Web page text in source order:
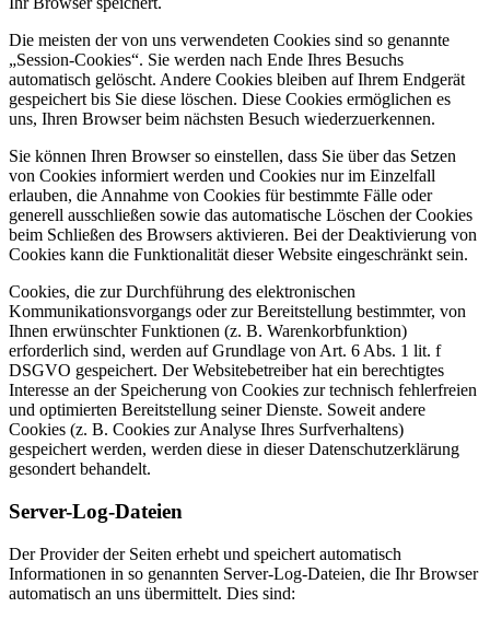
Die meisten der von uns verwendeten Cookies sind so genannte
„Session-Cookies“. Sie werden nach Ende Ihres Besuchs
automatisch gelöscht. Andere Cookies bleiben auf Ihrem Endgerät
gespeichert bis Sie diese löschen. Diese Cookies ermöglichen es
uns, Ihren Browser beim nächsten Besuch wiederzuerkennen.
Sie können Ihren Browser so einstellen, dass Sie über das Setzen
von Cookies informiert werden und Cookies nur im Einzelfall
erlauben, die Annahme von Cookies für bestimmte Fälle oder
generell ausschließen sowie das automatische Löschen der Cookies
beim Schließen des Browsers aktivieren. Bei der Deaktivierung von
Cookies kann die Funktionalität dieser Website eingeschränkt sein.
Cookies, die zur Durchführung des elektronischen
Kommunikationsvorgangs oder zur Bereitstellung bestimmter, von
Ihnen erwünschter Funktionen (z. B. Warenkorbfunktion)
erforderlich sind, werden auf Grundlage von Art. 6 Abs. 1 lit. f
DSGVO gespeichert. Der Websitebetreiber hat ein berechtigtes
Interesse an der Speicherung von Cookies zur technisch fehlerfreien
und optimierten Bereitstellung seiner Dienste. Soweit andere
Cookies (z. B. Cookies zur Analyse Ihres Surfverhaltens)
gespeichert werden, werden diese in dieser Datenschutzerklärung
gesondert behandelt.
Server-Log-Dateien
Der Provider der Seiten erhebt und speichert automatisch
Informationen in so genannten Server-Log-Dateien, die Ihr Browser
automatisch an uns übermittelt. Dies sind: